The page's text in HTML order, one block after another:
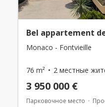
Bel appartement
Monaco - Fontvieille
76 m² 2 местные
3 950 000 €
Парковочное место